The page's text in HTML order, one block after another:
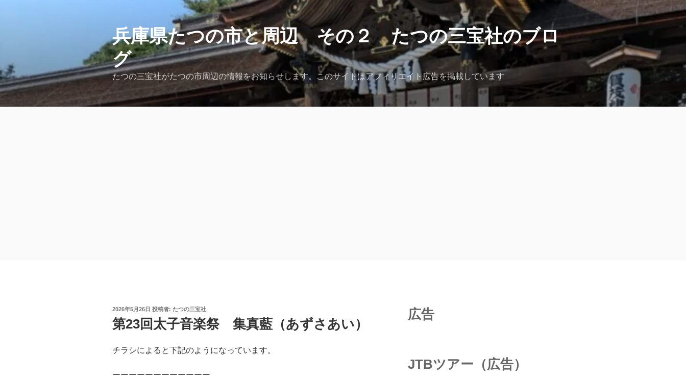
へ
ス
キ
兵庫県たつの市と周辺 その２ たつの三宝社のブロ
グ
たつの三宝社がたつの市周辺の情報をお知らせします。このサイトはアフィリエイト広告を掲載しています
投
稿
日:
2026年5月26日 投稿者: たつの三宝社
第23回太子音楽祭 集真藍（あずさあい）
チラシによると下記のようになっています。
ーーーーーーーーーーーー
広告
JTBツアー（広告）